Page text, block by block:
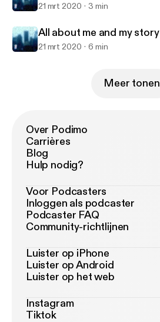
21 mrt 2020 3 min
All about me and my story
21 mrt 2020 6 min
Meer tonen
Over Podimo
Carrières
Blog
Hulp nodig?
Voor Podcasters
Inloggen als podcaster
Podcaster FAQ
Community-richtlijnen
Luister op iPhone
Luister op Android
Luister op het web
Instagram
Tiktok